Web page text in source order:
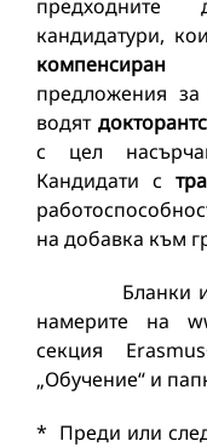
предходните
кандидатури,
предложения
водят
с цел
Кандидати с
на добавка към
Бланки и
намерите на
секция
„Обучение“ и
* Преди или